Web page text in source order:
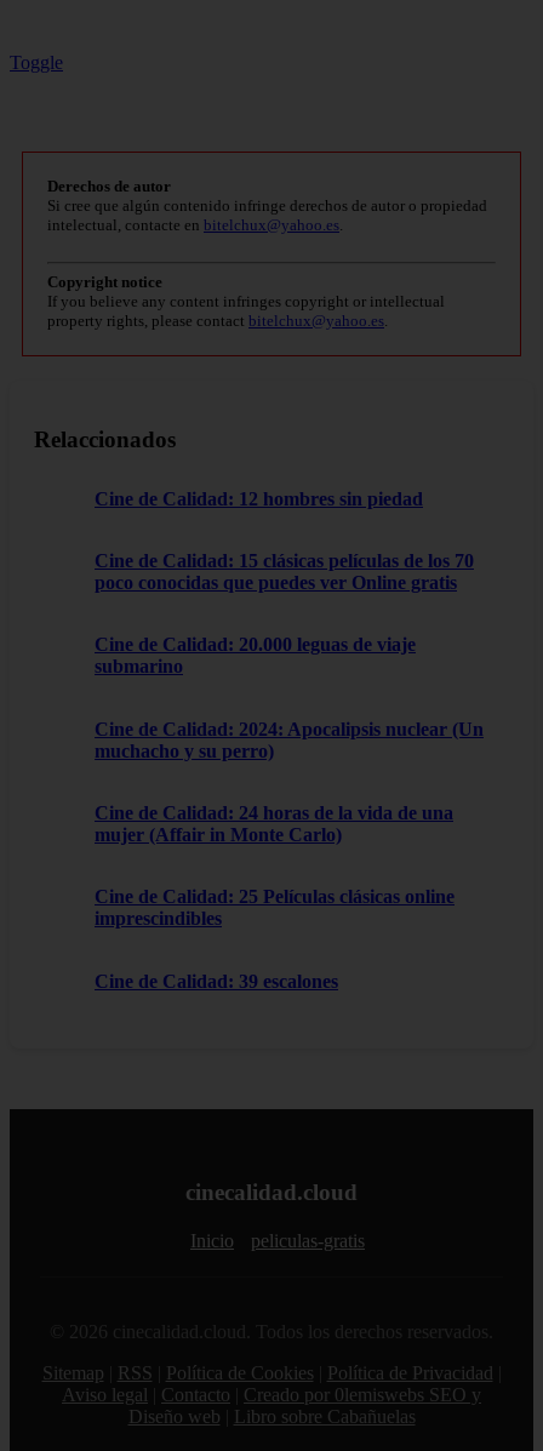
Toggle
Derechos de autor
Si cree que algún contenido infringe derechos de autor o propiedad
intelectual, contacte en bitelchux@yahoo.es
Copyright notice
If you believe any content infringes copyright or intellectual
property rights, please contact bitelchux@yahoo.es
Relaccionados
Cine de Calidad: 12 hombres sin piedad
Cine de Calidad: 15 clásicas películas de los 70
poco conocidas que puedes ver Online gratis
Cine de Calidad: 20.000 leguas de viaje
submarino
Cine de Calidad: 2024: Apocalipsis nuclear (Un
muchacho y su perro)
Cine de Calidad: 24 horas de la vida de una
mujer (Affair in Monte Carlo)
Cine de Calidad: 25 Películas clásicas online
imprescindibles
Cine de Calidad: 39 escalones
cinecalidad.cloud
Inicio peliculas-gratis
© 2026 cinecalidad.cloud. Todos los derechos reservados.
Sitemap
RSS Política de Cookies Política de Privacidad
Aviso legal
Contacto
Creado por 0lemiswebs SEO y
Diseño web
Libro sobre Cabañuelas